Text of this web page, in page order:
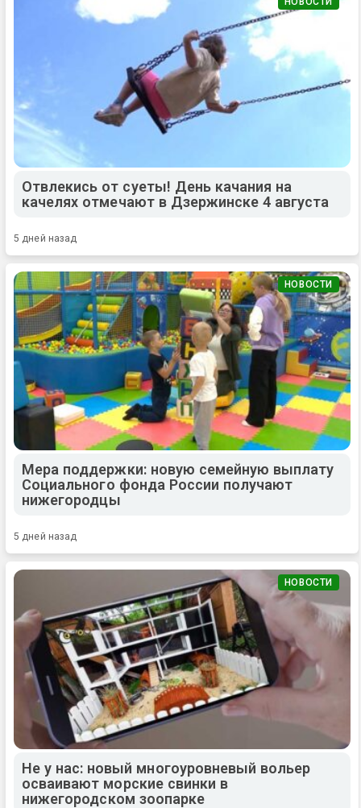
Отвлекись от суеты! День качания на
качелях отмечают в Дзержинске 4 августа
5 дней назад
НОВОСТИ
Мера поддержки: новую семейную выплату
Социального фонда России получают
нижегородцы
5 дней назад
НОВОСТИ
Не у нас: новый многоуровневый вольер
осваивают морские свинки в
нижегородском зоопарке